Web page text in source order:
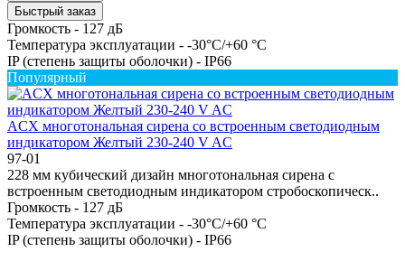
Быстрый заказ
Громкость - 127 дБ
Температура эксплуатации - -30°C/+60 °C
IP (степень защиты оболочки) - IP66
Популярный
ACX многотональная сирена со встроенным светодиодным
индикатором Желтый 230-240 V AC
97-01
228 мм кубический дизайн многотональная сирена с
встроенным светодиодным индикатором стробоскопическ..
Громкость - 127 дБ
Температура эксплуатации - -30°C/+60 °C
IP (степень защиты оболочки) - IP66